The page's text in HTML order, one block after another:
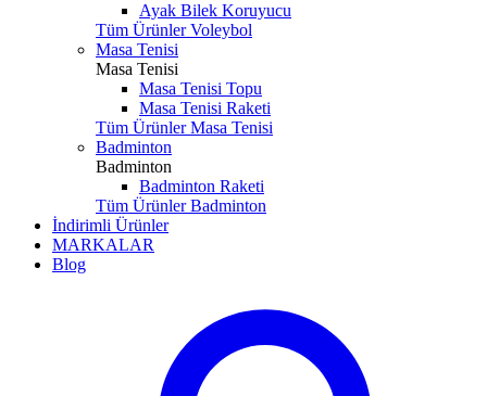
Ayak Bilek Koruyucu
Tüm Ürünler Voleybol
Masa Tenisi
Masa Tenisi
Masa Tenisi Topu
Masa Tenisi Raketi
Tüm Ürünler Masa Tenisi
Badminton
Badminton
Badminton Raketi
Tüm Ürünler Badminton
İndirimli Ürünler
MARKALAR
Blog